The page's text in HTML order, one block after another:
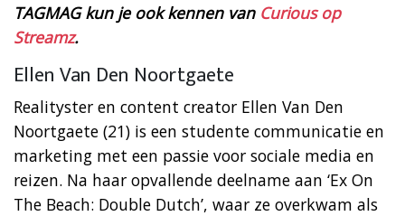
TAGMAG kun je ook kennen van Curious op
Streamz.
Ellen Van Den Noortgaete
Realityster en content creator Ellen Van Den
Noortgaete (21) is een studente communicatie en
marketing met een passie voor sociale media en
reizen. Na haar opvallende deelname aan ‘Ex On
The Beach: Double Dutch’, waar ze overkwam als